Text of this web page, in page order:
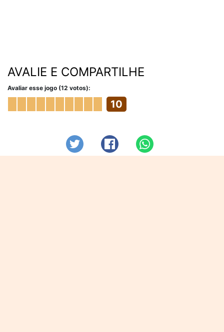
AVALIE E COMPARTILHE
Avaliar esse jogo (12 votos):
10